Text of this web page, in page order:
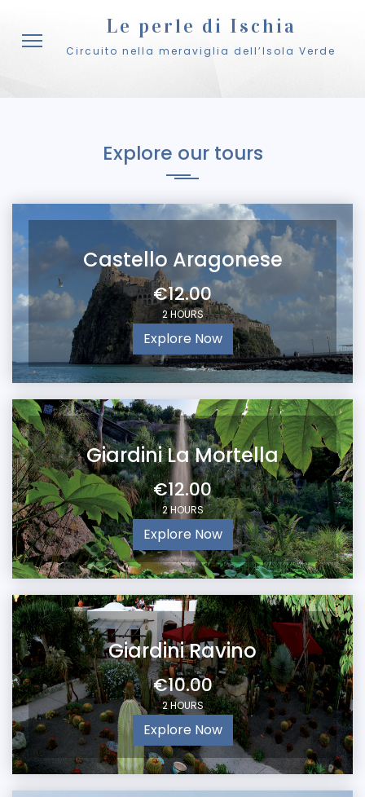
Le perle di Ischia
Circuito nella meraviglia dell’Isola Verde
Explore our tours
Castello Aragonese
€12.00
2 HOURS
Explore Now
Giardini La Mortella
€12.00
2 HOURS
Explore Now
Giardini Ravino
€10.00
2 HOURS
Explore Now